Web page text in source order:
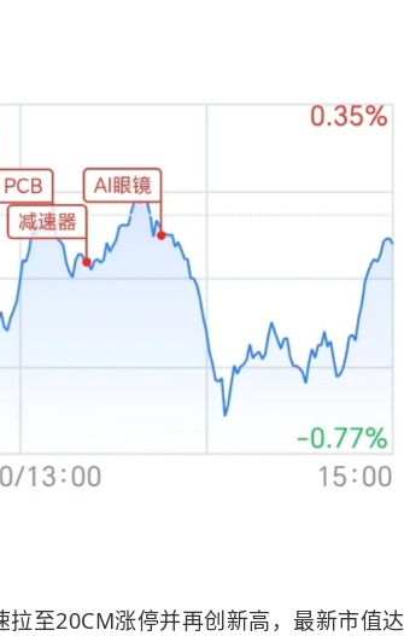
至20CM涨停并再创新高，最新市值达